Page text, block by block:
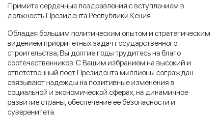
Примите сердечные поздравления с вступлением в
должность Президента Республики Кения.
Обладая большим политическим опытом и стратегическим
видением приоритетных задач государственного
строительства, Вы долгие годы трудитесь на благо
соотечественников. С Вашим избранием на высокий и
ответственный пост Президента миллионы сограждан
связывают надежды на позитивные изменения в
социальной и экономической сферах, на динамичное
развитие страны, обеспечение ее безопасности и
суверенитета.